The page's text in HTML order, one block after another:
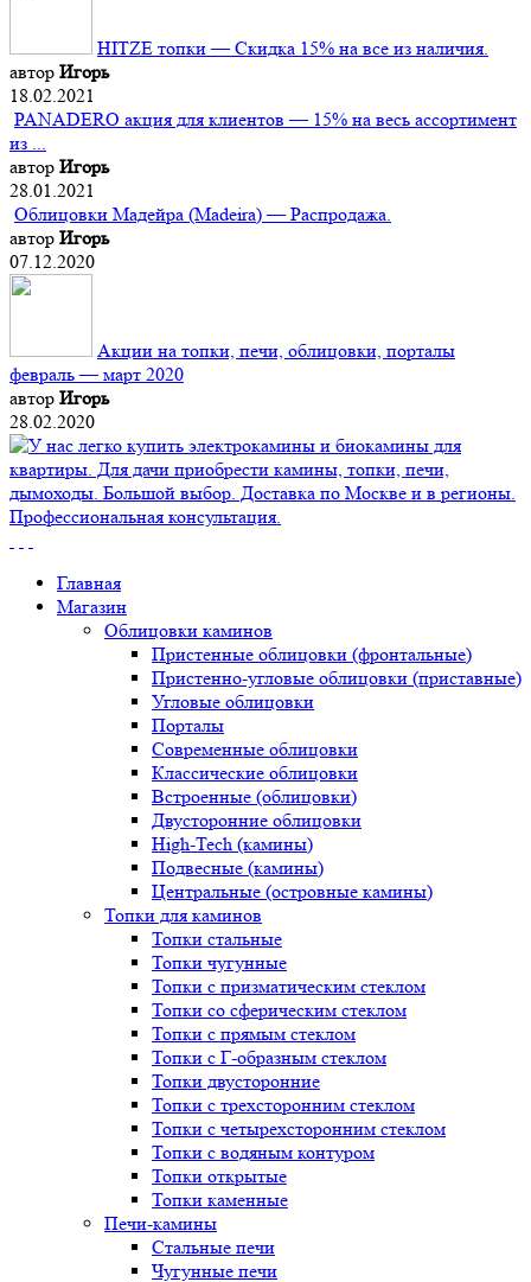
HITZE топки — Скидка 15% на все из наличия.
автор Игорь
18.02.2021
PANADERO акция для клиентов — 15% на весь ассортимент
из ...
автор Игорь
28.01.2021
Облицовки Мадейра (Мadeira) — Распродажа.
автор Игорь
07.12.2020
Акции на топки, печи, облицовки, порталы
февраль — март 2020
автор Игорь
28.02.2020
Главная
Магазин
Облицовки каминов
Пристенные облицовки (фронтальные)
Пристенно-угловые облицовки (приставные)
Угловые облицовки
Порталы
Современные облицовки
Классические облицовки
Встроенные (облицовки)
Двусторонние облицовки
High-Tech (камины)
Подвесные (камины)
Центральные (островные камины)
Топки для каминов
Топки стальные
Топки чугунные
Топки с призматическим стеклом
Топки со сферическим стеклом
Топки с прямым стеклом
Топки с Г-образным стеклом
Топки двусторонние
Топки с трехсторонним стеклом
Топки с четырехсторонним стеклом
Топки с водяным контуром
Топки открытые
Топки каменные
Печи-камины
Стальные печи
Чугунные печи